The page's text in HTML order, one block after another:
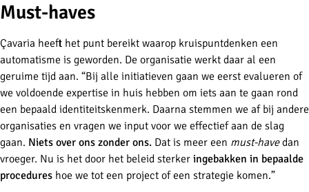
Must-haves
Çavaria heeft het punt bereikt waarop kruispuntdenken een
automatisme is geworden. De organisatie werkt daar al een
geruime tijd aan. “Bij alle initiatieven gaan we eerst evalueren of
we voldoende expertise in huis hebben om iets aan te gaan rond
een bepaald identiteitskenmerk. Daarna stemmen we af bij andere
organisaties en vragen we input voor we effectief aan de slag
gaan. Niets over ons zonder ons. Dat is meer een must-havedan
vroeger. Nu is het door het beleid sterker ingebakken in bepaalde
procedures hoe we tot een project of een strategie komen.”